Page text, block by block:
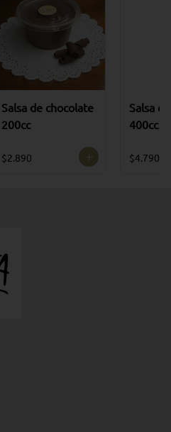
Salsa de chocolate
200cc
$2.890
Salsa
400cc
$4.790